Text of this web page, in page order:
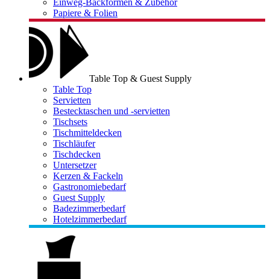
Einweg-Backformen & Zubehör
Papiere & Folien
Table Top & Guest Supply
Table Top
Servietten
Bestecktaschen und -servietten
Tischsets
Tischmitteldecken
Tischläufer
Tischdecken
Untersetzer
Kerzen & Fackeln
Gastronomiebedarf
Guest Supply
Badezimmerbedarf
Hotelzimmerbedarf